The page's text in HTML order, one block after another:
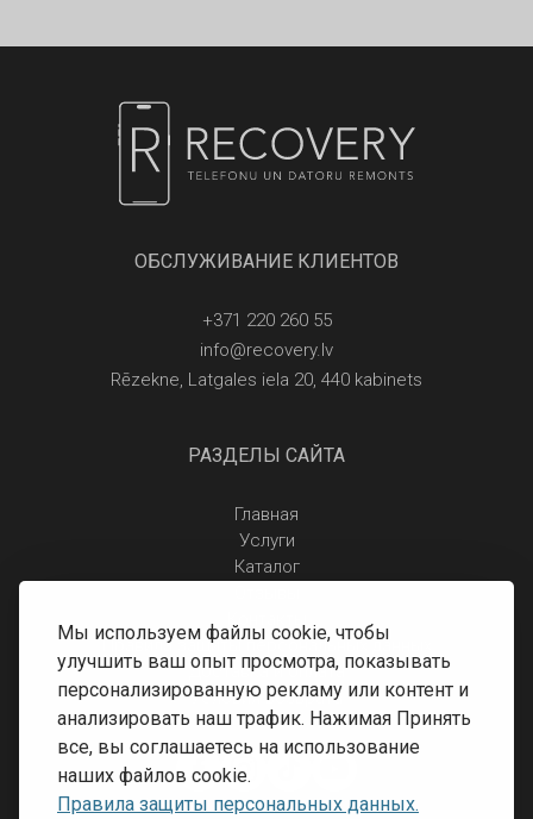
Мы используем файлы cookie, чтобы
улучшить ваш опыт просмотра, показывать
персонализированную рекламу или контент и
анализировать наш трафик. Нажимая Принять
все, вы соглашаетесь на использование
наших файлов cookie.
Правила защиты персональных данных.
ОБСЛУЖИВАНИЕ КЛИЕНТОВ
+371 220 260 55
info@recovery.lv
Rēzekne, Latgales iela 20, 440 kabinets
РАЗДЕЛЫ САЙТА
Главная
Услуги
Каталог
Правила защиты персональных данных
Доставка и оплата
Условия возврата